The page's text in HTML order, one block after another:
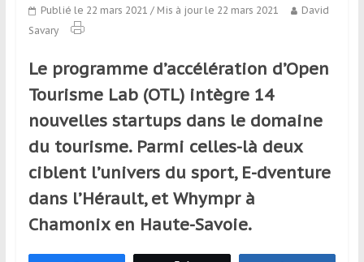
aux
voyageurs
ou
réguliers,
pratiquants,
ou
simples
spectateurs
sport,
qui
Publié le 22 mars 2021 / Mis à jour le 22 mars 2021
David
Savary
Le programme d’accélération d’Open
Tourisme Lab (OTL) intègre 14
nouvelles startups dans le domaine
du tourisme. Parmi celles-là deux
ciblent l’univers du sport, E-dventure
dans l’Hérault, et Whympr à
Chamonix en Haute-Savoie.